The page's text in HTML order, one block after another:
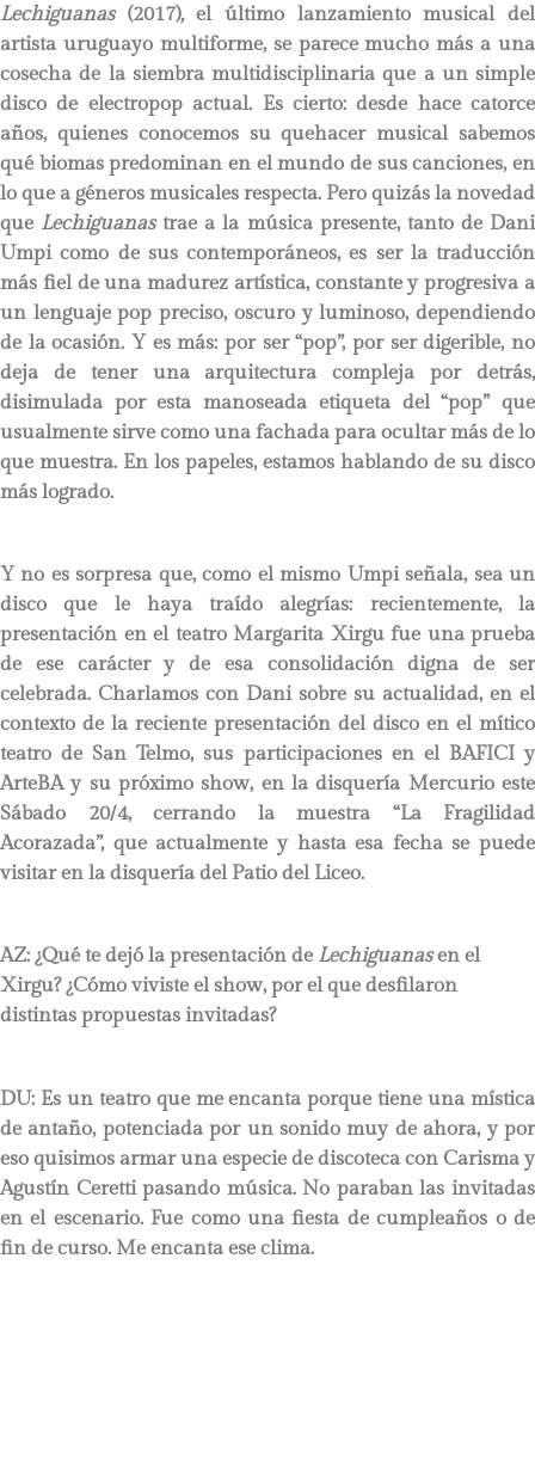
Lechiguanas (2017),el último lanzamiento musical del
artista uruguayo multiforme, se parece mucho más a una
cosecha de la siembra multidisciplinaria que a un simple
disco de electropop actual. Es cierto: desde hace catorce
años, quienes conocemos su quehacer musical sabemos
qué biomas predominan en el mundo de sus canciones, en
lo que a géneros musicales respecta. Pero quizás la novedad
que Lechiguanastrae a la música presente, tanto de Dani
Umpi como de sus contemporáneos, es ser la traducción
más fiel de una madurez artística, constante y progresiva a
un lenguaje pop preciso, oscuro y luminoso, dependiendo
de la ocasión. Y es más: por ser “pop”, por ser digerible, no
deja de tener una arquitectura compleja por detrás,
disimulada por esta manoseada etiqueta del “pop” que
usualmente sirve como una fachada para ocultar más de lo
que muestra. En los papeles, estamos hablando de su disco
más logrado.
Y no es sorpresa que, como el mismo Umpi señala, sea un
disco que le haya traído alegrías: recientemente, la
presentación en el teatro Margarita Xirgu fue una prueba
de ese carácter y de esa consolidación digna de ser
celebrada. Charlamos con Dani sobre su actualidad, en el
contexto de la reciente presentación del disco en el mítico
teatro de San Telmo, sus participaciones en el BAFICI y
ArteBA y su próximo show, en la disquería Mercurio este
Sábado 20/4, cerrando la muestra “La Fragilidad
Acorazada”, que actualmente y hasta esa fecha se puede
visitar en la disquería del Patio del Liceo.
AZ: ¿Qué te dejó la presentación de Lechiguanasen el
Xirgu? ¿Cómo viviste el show, por el que desfilaron
distintas propuestas invitadas?
DU: Es un teatro que me encanta porque tiene una mística
de antaño, potenciada por un sonido muy de ahora, y por
eso quisimos armar una especie de discoteca con Carisma y
Agustín Ceretti pasando música. No paraban las invitadas
en el escenario. Fue como una fiesta de cumpleaños o de
fin de curso. Me encanta ese clima.